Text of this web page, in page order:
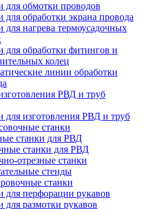
для обмотки проводов
для обработки экрана провода
для нагрева термоусадочных
для обработки фитингов и
колец
линии обработки
РВД и труб
для изготовления РВД и труб
станки
станки для РВД
станки для РВД
отрезные станки
стенды
станки
для перфорации рукавов
для размотки рукавов